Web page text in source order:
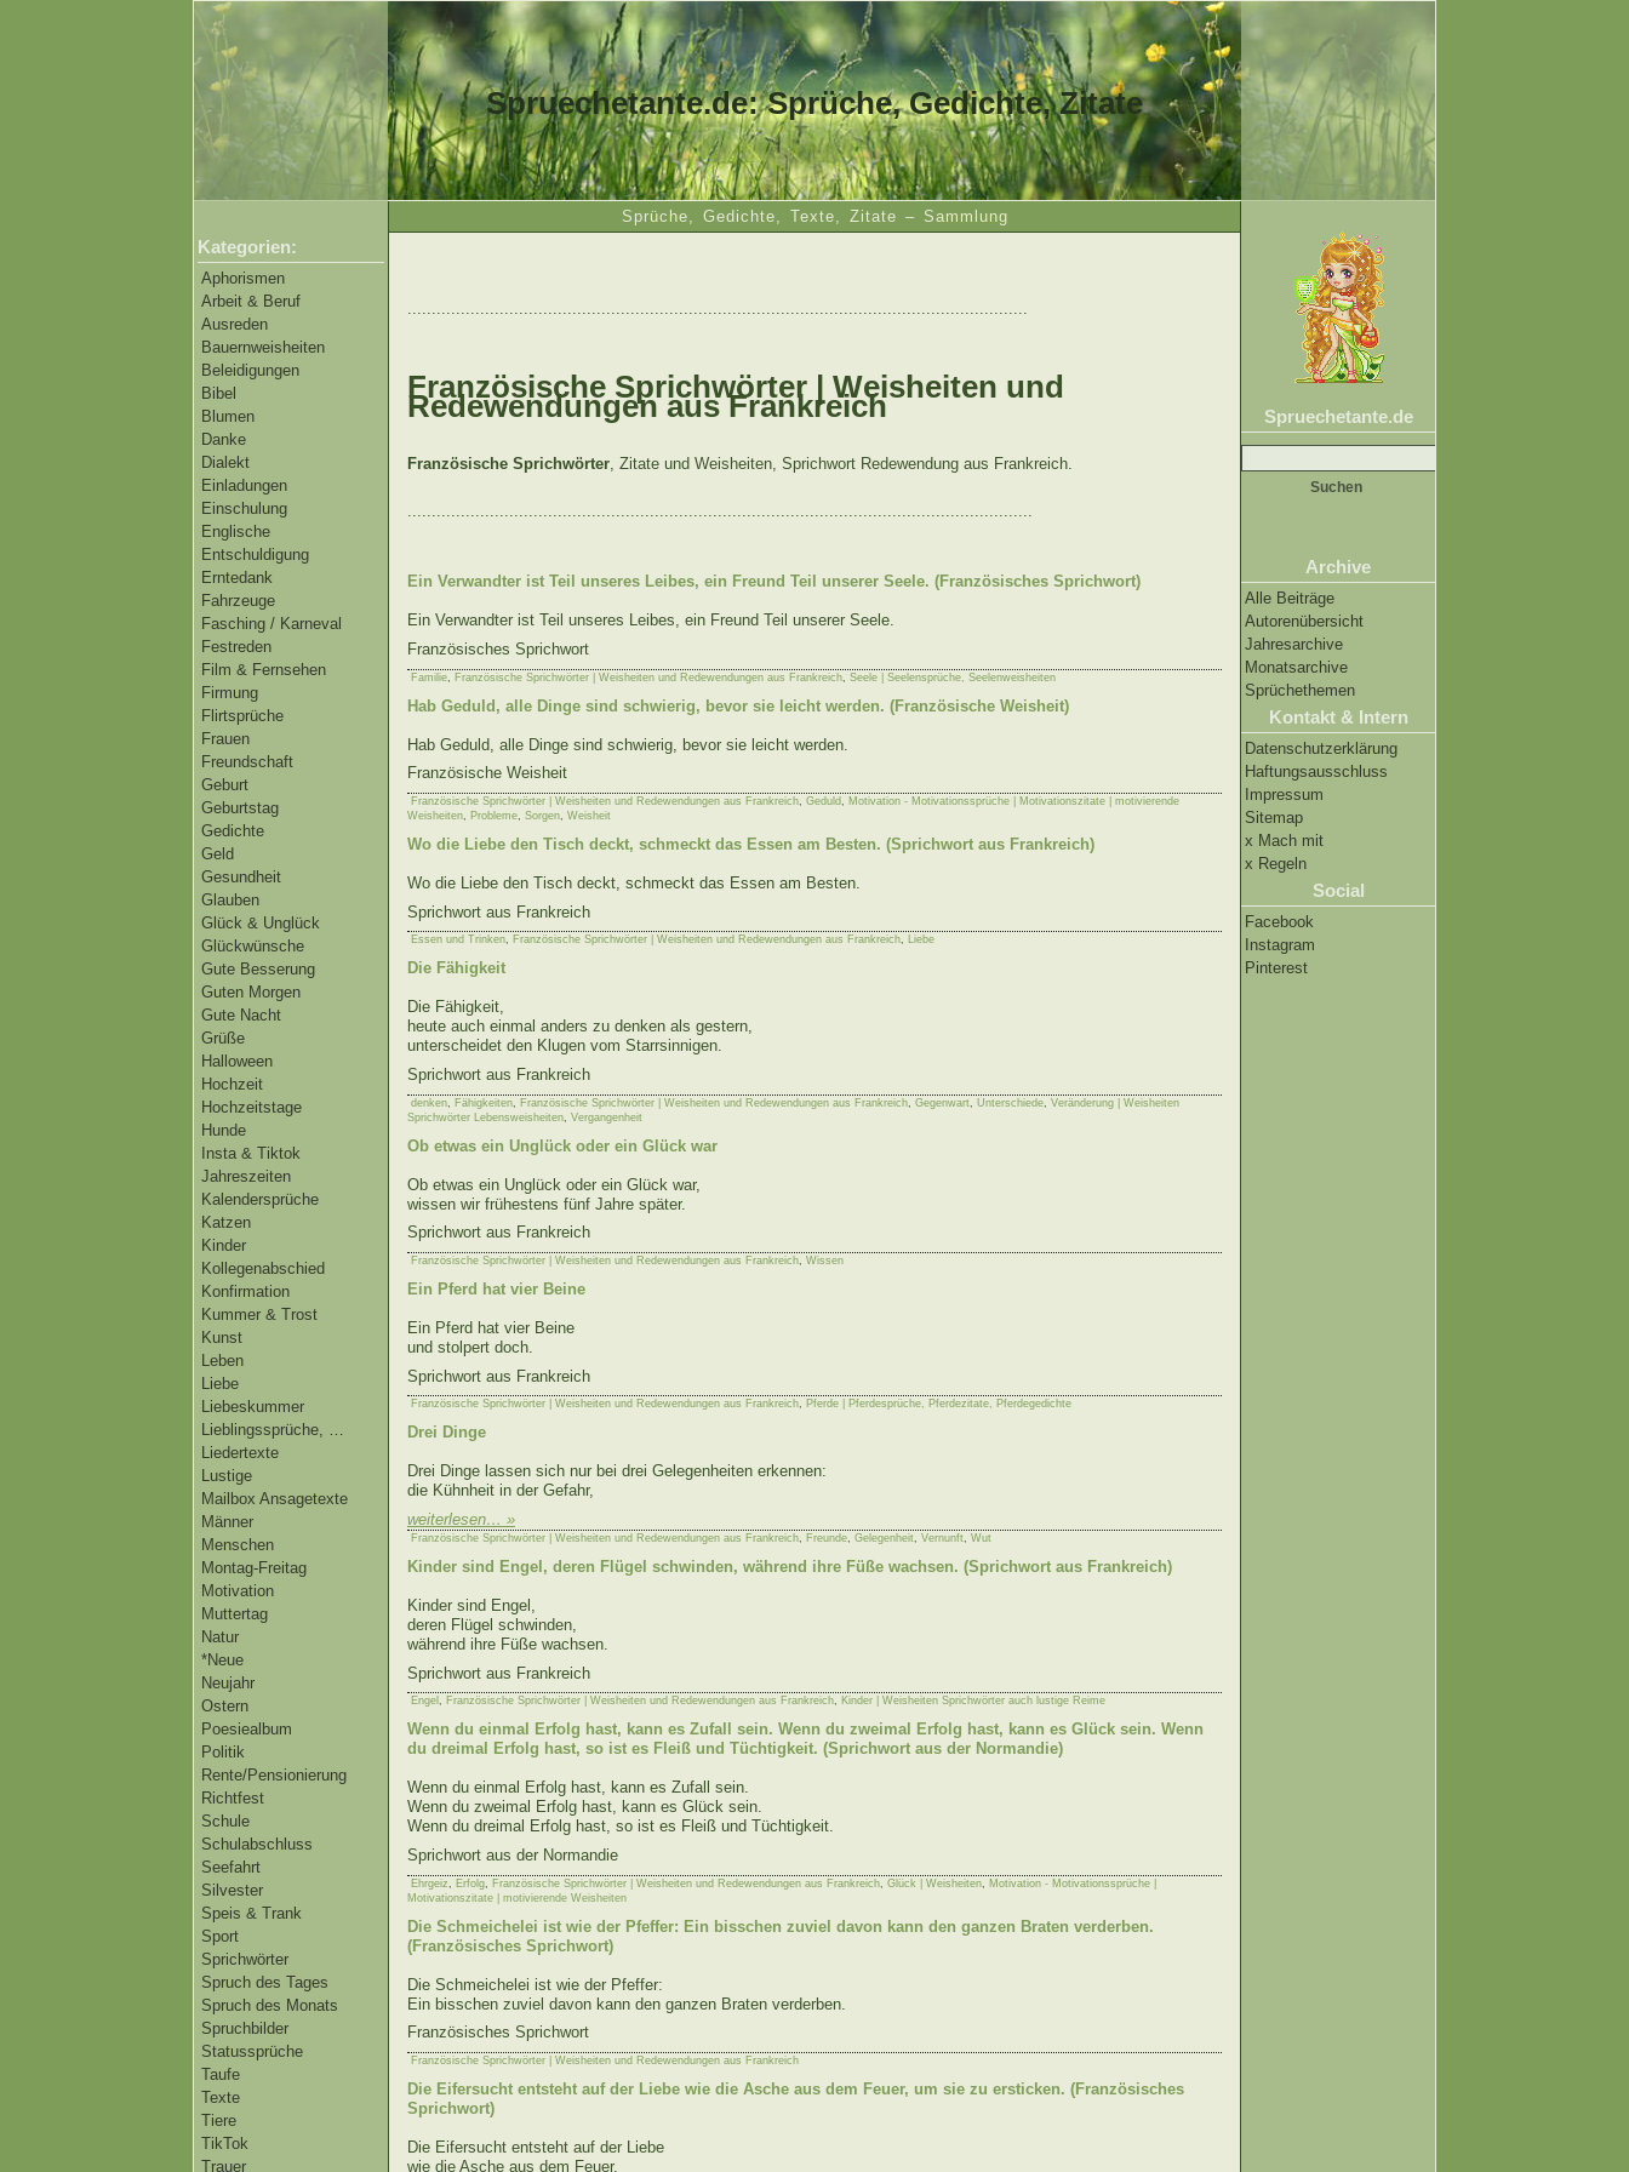
Spruechetante.de: Sprüche, Gedichte, Zitate
Sprüche, Gedichte, Texte, Zitate – Sammlung
Kategorien:
Aphorismen
Arbeit & Beruf
Ausreden
Bauernweisheiten
Beleidigungen
Bibel
Blumen
Danke
Dialekt
Einladungen
Einschulung
Englische
Entschuldigung
Erntedank
Fahrzeuge
Fasching / Karneval
Festreden
Film & Fernsehen
Firmung
Flirtsprüche
Frauen
Freundschaft
Geburt
Geburtstag
Gedichte
Geld
Gesundheit
Glauben
Glück & Unglück
Glückwünsche
Gute Besserung
Guten Morgen
Gute Nacht
Grüße
Halloween
Hochzeit
Hochzeitstage
Hunde
Insta & Tiktok
Jahreszeiten
Kalendersprüche
Katzen
Kinder
Kollegenabschied
Konfirmation
Kummer & Trost
Kunst
Leben
Liebe
Liebeskummer
Lieblingssprüche, …
Liedertexte
Lustige
Mailbox Ansagetexte
Männer
Menschen
Montag-Freitag
Motivation
Muttertag
Natur
*Neue
Neujahr
Ostern
Poesiealbum
Politik
Rente/Pensionierung
Richtfest
Schule
Schulabschluss
Seefahrt
Silvester
Speis & Trank
Sport
Sprichwörter
Spruch des Tages
Spruch des Monats
Spruchbilder
Statussprüche
Taufe
Texte
Tiere
TikTok
Trauer
Spruechetante.de
Suche
nach:
Archive
Alle Beiträge
Autorenübersicht
Jahresarchive
Monatsarchive
Sprüchethemen
Kontakt & Intern
Datenschutzerklärung
Haftungsausschluss
Impressum
Sitemap
x Mach mit
x Regeln
Social
Facebook
Instagram
Pinterest
Französische Sprichwörter | Weisheiten und
Redewendungen aus Frankreich
Französische Sprichwörter , Zitate und Weisheiten, Sprichwort Redewendung aus Frankreich.
.................................................................................................................................
Ein Verwandter ist Teil unseres Leibes, ein Freund Teil unserer Seele. (Französisches Sprichwort)
Ein Verwandter ist Teil unseres Leibes, ein Freund Teil unserer Seele.
Französisches Sprichwort
Familie Französische Sprichwörter | Weisheiten und Redewendungen aus Frankreich Seele | Seelensprüche, Seelenweisheiten
Hab Geduld, alle Dinge sind schwierig, bevor sie leicht werden. (Französische Weisheit)
Hab Geduld, alle Dinge sind schwierig, bevor sie leicht werden.
Französische Weisheit
Französische Sprichwörter | Weisheiten und Redewendungen aus Frankreich, Geduld, Motivation - Motivationssprüche | Motivationszitate | motivierende
Weisheiten, Probleme, Sorgen, Weisheit
Wo die Liebe den Tisch deckt, schmeckt das Essen am Besten. (Sprichwort aus Frankreich)
Wo die Liebe den Tisch deckt, schmeckt das Essen am Besten.
Sprichwort aus Frankreich
Essen und Trinken, Französische Sprichwörter | Weisheiten und Redewendungen aus Frankreich, Liebe
Die Fähigkeit
Die Fähigkeit,
heute auch einmal anders zu denken als gestern,
unterscheidet den Klugen vom Starrsinnigen.
Sprichwort aus Frankreich
denken Fähigkeiten Französische Sprichwörter | Weisheiten und Redewendungen aus Frankreich Gegenwart Unterschiede Veränderung | Weisheiten
Sprichwörter Lebensweisheiten Vergangenheit
Ob etwas ein Unglück oder ein Glück war
Ob etwas ein Unglück oder ein Glück war,
wissen wir frühestens fünf Jahre später.
Sprichwort aus Frankreich
Französische Sprichwörter | Weisheiten und Redewendungen aus Frankreich, Wissen
Ein Pferd hat vier Beine
Ein Pferd hat vier Beine
und stolpert doch.
Sprichwort aus Frankreich
Französische Sprichwörter | Weisheiten und Redewendungen aus Frankreich, Pferde | Pferdesprüche, Pferdezitate, Pferdegedichte
Drei Dinge
Drei Dinge lassen sich nur bei drei Gelegenheiten erkennen:
die Kühnheit in der Gefahr,
weiterlesen… »
Französische Sprichwörter | Weisheiten und Redewendungen aus Frankreich, Freunde, Gelegenheit, Vernunft, Wut
Kinder sind Engel, deren Flügel schwinden, während ihre Füße wachsen. (Sprichwort aus Frankreich)
Kinder sind Engel,
deren Flügel schwinden,
während ihre Füße wachsen.
Sprichwort aus Frankreich
Engel , Französische Sprichwörter | Weisheiten und Redewendungen aus Frankreich, Kinder | Weisheiten Sprichwörter auch lustige Reime
Wenn du einmal Erfolg hast, kann es Zufall sein. Wenn du zweimal Erfolg hast, kann es Glück sein. Wenn
du dreimal Erfolg hast, so ist es Fleiß und Tüchtigkeit. (Sprichwort aus der Normandie)
Wenn du einmal Erfolg hast, kann es Zufall sein.
Wenn du zweimal Erfolg hast, kann es Glück sein.
Wenn du dreimal Erfolg hast, so ist es Fleiß und Tüchtigkeit.
Sprichwort aus der Normandie
Ehrgeiz Erfolg Französische Sprichwörter | Weisheiten und Redewendungen aus Frankreich Glück | Weisheiten
Motivation - Motivationssprüche |
Motivationszitate | motivierende Weisheiten
Die Schmeichelei ist wie der Pfeffer: Ein bisschen zuviel davon kann den ganzen Braten verderben.
(Französisches Sprichwort)
Die Schmeichelei ist wie der Pfeffer:
Ein bisschen zuviel davon kann den ganzen Braten verderben.
Französisches Sprichwort
Französische Sprichwörter | Weisheiten und Redewendungen aus Frankreich
Die Eifersucht entsteht auf der Liebe wie die Asche aus dem Feuer, um sie zu ersticken. (Französisches
Sprichwort)
Die Eifersucht entsteht auf der Liebe
wie die Asche aus dem Feuer,